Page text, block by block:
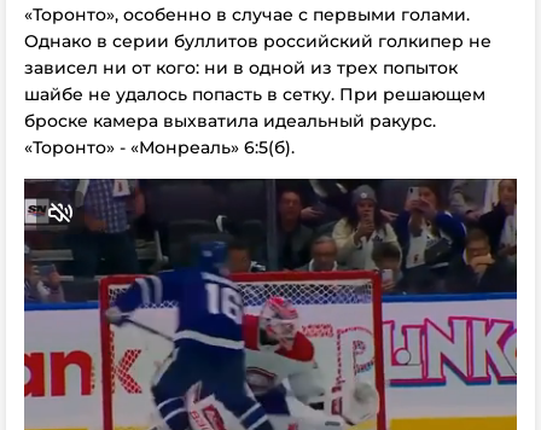
«Торонто», особенно в случае с первыми голами.
Однако в серии буллитов российский голкипер не
зависел ни от кого: ни в одной из трех попыток
шайбе не удалось попасть в сетку. При решающем
броске камера выхватила идеальный ракурс.
«Торонто» - «Монреаль» 6:5(б).